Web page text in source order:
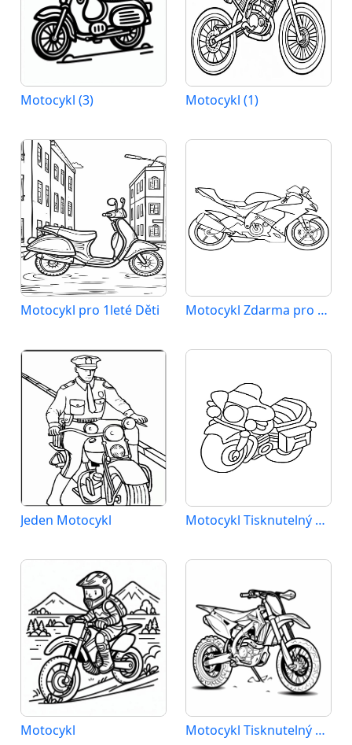
Motocykl (3) Motocykl (1)
Motocykl pro 1leté Děti Motocykl Zdarma pro Děti
Jeden Motocykl Motocykl Tisknutelný pro Děti
Motocykl Motocykl Tisknutelný Zdarma